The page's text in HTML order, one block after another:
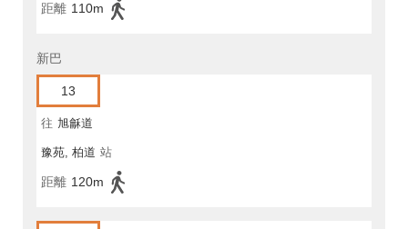
距離 110m
新巴
13
往 旭龢道
豫苑, 柏道 站
距離 120m